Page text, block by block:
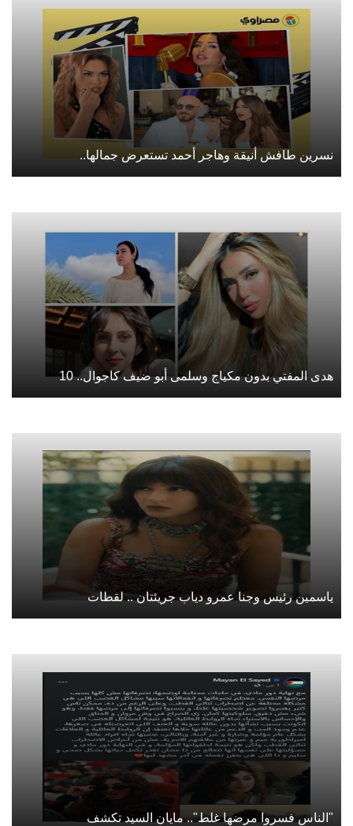
نسرين طافش أنيقة وهاجر أحمد تستعرض جمالها..
هدى المفتي بدون مكياج وسلمى أبو ضيف كاجوال.. 10
ياسمين رئيس وجنا عمرو دياب جريئتان .. لقطات
"الناس فسروا مرضها غلط".. مايان السيد تكشف